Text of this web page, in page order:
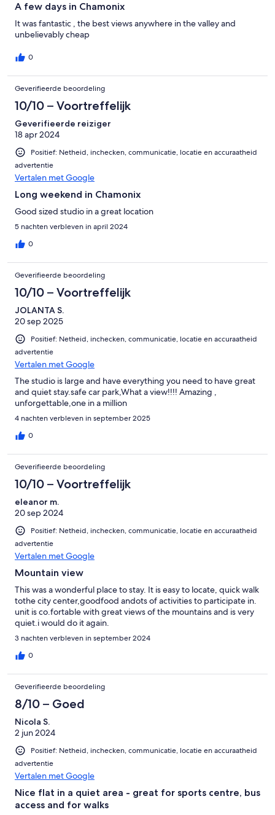
A few days in Chamonix
It was fantastic , the best views anywhere in the valley and
unbelievably cheap
0
Geverifieerde beoordeling
10/10 – Voortreffelijk
Geverifieerde reiziger
18 apr 2024
Positief: Netheid, inchecken, communicatie, locatie en accuraatheid
advertentie
Vertalen met Google
Long weekend in Chamonix
Good sized studio in a great location
5 nachten verbleven in april 2024
0
Geverifieerde beoordeling
10/10 – Voortreffelijk
JOLANTA S.
20 sep 2025
Positief: Netheid, inchecken, communicatie, locatie en accuraatheid
advertentie
Vertalen met Google
The studio is large and have everything you need to have great
and quiet stay.safe car park,What a view!!!! Amazing ,
unforgettable,one in a million
4 nachten verbleven in september 2025
0
Geverifieerde beoordeling
10/10 – Voortreffelijk
eleanor m.
20 sep 2024
Positief: Netheid, inchecken, communicatie, locatie en accuraatheid
advertentie
Vertalen met Google
Mountain view
This was a wonderful place to stay. It is easy to locate, quick walk
tothe city center,goodfood andots of activities to participate in.
unit is co.fortable with great views of the mountains and is very
quiet.i would do it again.
3 nachten verbleven in september 2024
0
Geverifieerde beoordeling
8/10 – Goed
Nicola S.
2 jun 2024
Positief: Netheid, inchecken, communicatie, locatie en accuraatheid
advertentie
Vertalen met Google
Nice flat in a quiet area - great for sports centre, bus
access and for walks